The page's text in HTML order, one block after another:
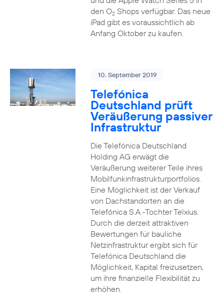
den O2Shops verfügbar. Das neue
iPad gibt es voraussichtlich ab
Anfang Oktober zu kaufen.
10. September 2019
Telefónica
Deutschland prüft
Veräußerung passiver
Infrastruktur
Die Telefónica Deutschland
Holding AG erwägt die
Veräußerung weiterer Teile ihres
Mobilfunkinfrastrukturportfolios.
Eine Möglichkeit ist der Verkauf
von Dachstandorten an die
Telefónica S.A.-Tochter Telxius.
Durch die derzeit attraktiven
Bewertungen für bauliche
Netzinfrastruktur ergibt sich für
Telefónica Deutschland die
Möglichkeit, Kapital freizusetzen,
um ihre finanzielle Flexibilität zu
erhöhen.